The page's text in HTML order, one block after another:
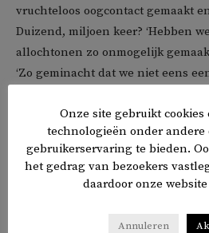
vruchteloos oogcontact gemaakt
Duizend, miljoen keer? ‘Hebben
allochtonen zo onmogelijk
‘Zo geminacht dat we niet eens
wat glimlachjes op te vangen?
grijnzend integreren.
‘Minderwaardigheidscomplex’
maar haal het weg. Doen woorden
Onze site gebruikt
technologieën onder andere
gebruikerservaring te bieden.
het gedrag van bezoekers
daardoor onze
Annuleren